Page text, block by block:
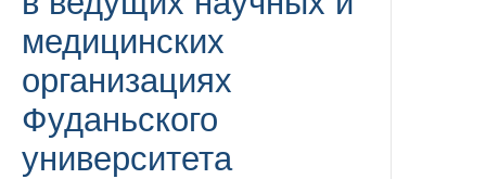
медицинских
организациях
Фуданьского
университета